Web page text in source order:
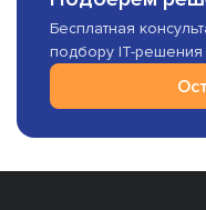
Бесплатная
подбору IT-решения